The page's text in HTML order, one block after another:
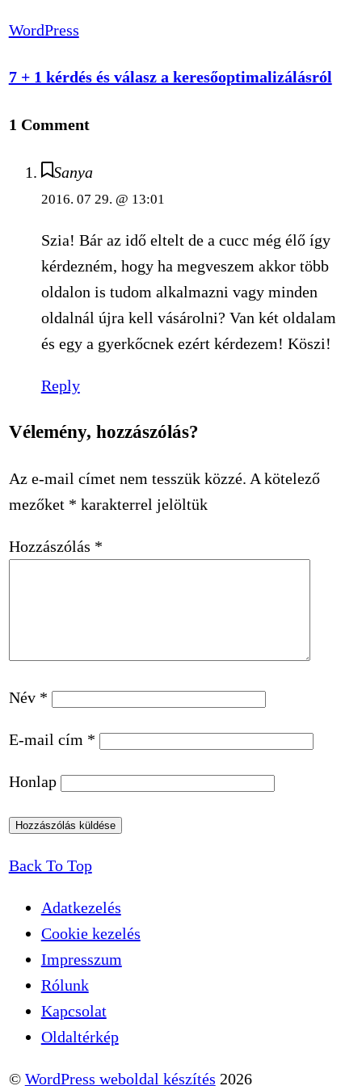
WordPress
7 + 1 kérdés és válasz a keresőoptimalizálásról
1 Comment
Sanya
2016. 07 29. @ 13:01
Szia! Bár az idő eltelt de a cucc még élő így
kérdezném, hogy ha megveszem akkor több
oldalon is tudom alkalmazni vagy minden
oldalnál újra kell vásárolni? Van két oldalam
és egy a gyerkőcnek ezért kérdezem! Köszi!
Reply
Vélemény, hozzászólás?
Az e-mail címet nem tesszük közzé. A kötelező
mezőket * karakterrel jelöltük
Hozzászólás *
Név *
E-mail cím *
Honlap
Back To Top
Adatkezelés
Cookie kezelés
Impresszum
Rólunk
Kapcsolat
Oldaltérkép
© WordPress weboldal készítés 2026